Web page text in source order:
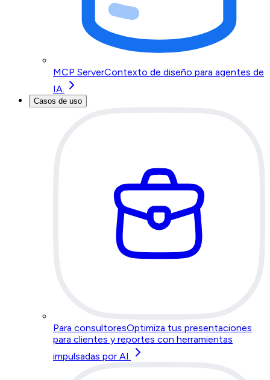
MCP ServerContexto de diseño para agentes de
IA.
Casos de uso
Para consultoresOptimiza tus presentaciones
para clientes y reportes con herramientas
impulsadas por AI.